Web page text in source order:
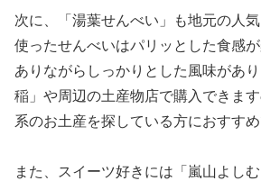
次に、「湯葉せんべい」も地元の人
使ったせんべいはパリッとした食感
ありながらしっかりとした風味があ
稲」や周辺の土産物店で購入できま
系のお土産を探している方におすすめ
また、スイーツ好きには「嵐山よし